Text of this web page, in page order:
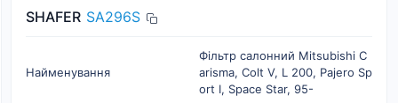
SHAFER SA296S
Найменування
Фільтр салонний Mitsubishi C
arisma, Colt V, L 200, Pajero Sp
ort I, Space Star, 95-